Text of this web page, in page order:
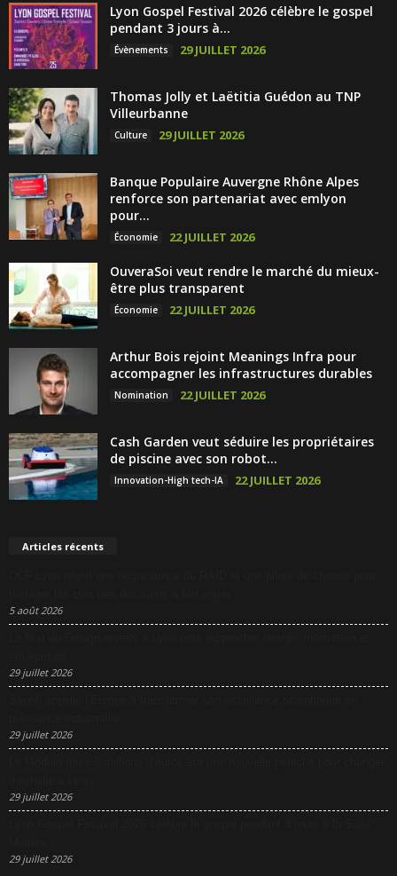
Lyon Gospel Festival 2026 célèbre le gospel
pendant 3 jours à...
Évènements 29 JUILLET 2026
Thomas Jolly et Laëtitia Guédon au TNP
Villeurbanne
Culture 29 JUILLET 2026
Banque Populaire Auvergne Rhône Alpes
renforce son partenariat avec emlyon
pour...
Économie 22 JUILLET 2026
OuveraSoi veut rendre le marché du mieux-
être plus transparent
Économie 22 JUILLET 2026
Arthur Bois rejoint Meanings Infra pour
accompagner les infrastructures durables
Nomination 22 JUILLET 2026
Cash Garden veut séduire les propriétaires
de piscine avec son robot...
Innovation-High tech-IA 22 JUILLET 2026
Articles récents
5 août 2026
29 juillet 2026
29 juillet 2026
29 juillet 2026
29 juillet 2026